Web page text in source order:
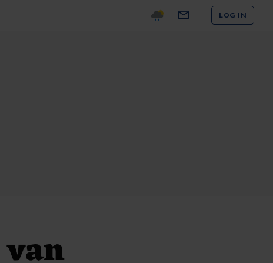
LOG IN